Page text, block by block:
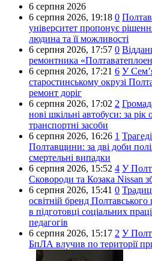
6 серпня 2026
6 серпня 2026, 19:18 0
університет пропонує
людина та її можливості
6 серпня 2026, 17:57 0
ремонтника
6 серпня 2026, 17:21 6 У
старостинському окрузі
ремонт доріг
6 серпня 2026, 17:02 2
нові шкільні автобуси: за рік
транспортні засоби
6 серпня 2026, 16:26 1
Полтавщини: за дві доби
смертельні випадки
6 серпня 2026, 15:52 4 У
Сковороди та Козака Nissan
6 серпня 2026, 15:41 0
освітній бренд Полтавського
в підготовці соціальних
педагогів
6 серпня 2026, 15:17 2 У
БпЛА влучив по території